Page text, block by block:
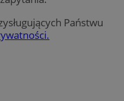
Państwu